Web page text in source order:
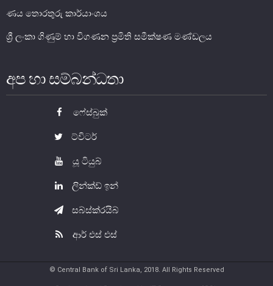
කොටස් වෙළෙඳපොළ
මූල්‍ය යටිතල පහසුකම්
ගෙවීම් හා පියවීම් පද්ධතිය
පිරමීඩ යෝජනා
උපකරණ සහ ක්‍රියාත්මක කිරීම
මූල්‍ය උපකරණ විශ්ලේෂණය
මූල්‍ය පද්ධති අධීක්ෂණ කමිටුව
මූල්‍ය ස්ථායිතා විවරණය
ණය තොරතුරු කාර්යාංශය
ශ්‍රී ලංකා ගිණුම් හා විගණන ප්‍රමිති සමීක්ෂණ මණ්ඩලය
අප හා සම්බන්ධතා
ෆේස්බුක්
ට්විටර්
යූ ටියුබ්
ලින්ක්ඩ් ඉන්
සබ්ස්ක්රයිබ්
ආර් එස් එස්
© Central Bank of Sri Lanka, 2018. All Rights Reserved